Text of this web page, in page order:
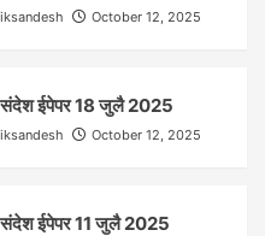
October 12, 2025
संदेश ईपेपर 18 जुलै 2025
October 12, 2025
संदेश ईपेपर 11 जुलै 2025